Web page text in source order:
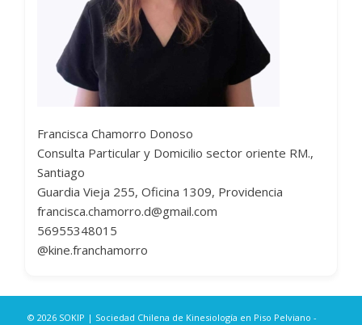
Francisca Chamorro Donoso
Consulta Particular y Domicilio sector oriente RM.,
Santiago
Guardia Vieja 255, Oficina 1309, Providencia
francisca.chamorro.d@gmail.com
56955348015
@kine.franchamorro
© 2026 SOKIP | Sociedad Chilena de Kinesiología en Piso Pelviano -